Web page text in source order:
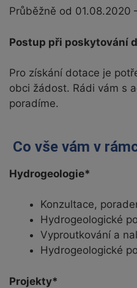
Průběžně od 01.08.2020
Postup při poskytování
Pro získání dotace je
obci žádost. Rádi vám s
poradíme.
Co vše vám v
Hydrogeologie*
Konzultace,
Hydrogeologické
Vyproutkování a
Hydrogeologické
Projekty*